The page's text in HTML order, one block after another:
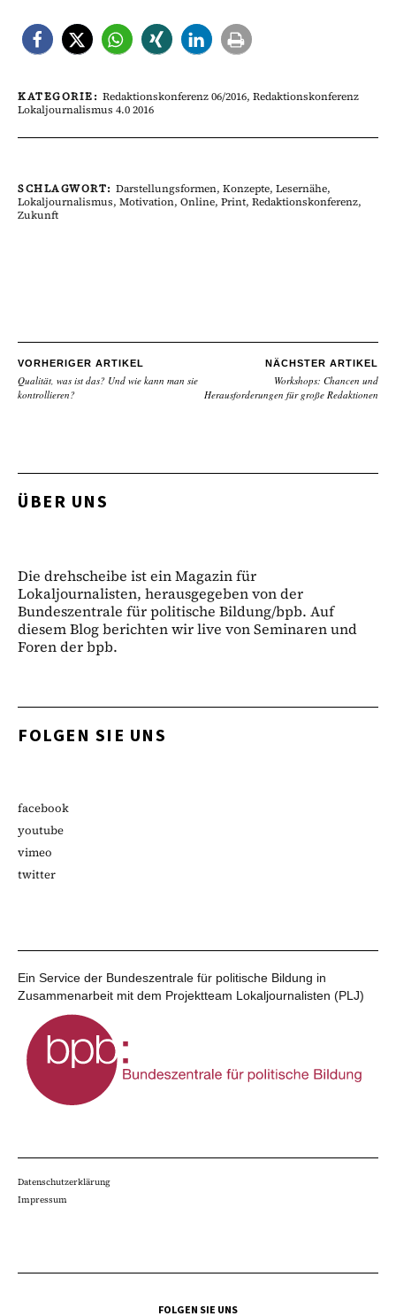
KATEGORIE: Redaktionskonferenz 06/2016, Redaktionskonferenz
Lokaljournalismus 4.0 2016
SCHLAGWORT: Darstellungsformen, Konzepte, Lesernähe,
Lokaljournalismus, Motivation, Online, Print, Redaktionskonferenz,
Zukunft
VORHERIGER ARTIKEL
Qualität, was ist das? Und wie kann man sie
kontrollieren?
NÄCHSTER ARTIKEL
Workshops: Chancen und
Herausforderungen für große Redaktionen
ÜBER UNS
Die drehscheibe ist ein Magazin für
Lokaljournalisten, herausgegeben von der
Bundeszentrale für politische Bildung/bpb. Auf
diesem Blog berichten wir live von Seminaren und
Foren der bpb.
FOLGEN SIE UNS
facebook
youtube
vimeo
twitter
Ein Service der Bundeszentrale für politische Bildung in
Zusammenarbeit mit dem Projektteam Lokaljournalisten (PLJ)
Datenschutzerklärung
Impressum
FOLGEN SIE UNS